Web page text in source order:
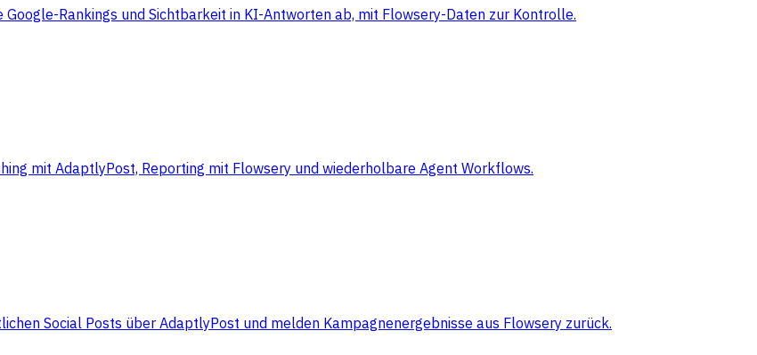
Rankings und Sichtbarkeit in KI-Antworten ab, mit Flowsery-Daten zur Kontrolle.
mit AdaptlyPost, Reporting mit Flowsery und wiederholbare Agent Workflows.
Social Posts über AdaptlyPost und melden Kampagnenergebnisse aus Flowsery zurück.